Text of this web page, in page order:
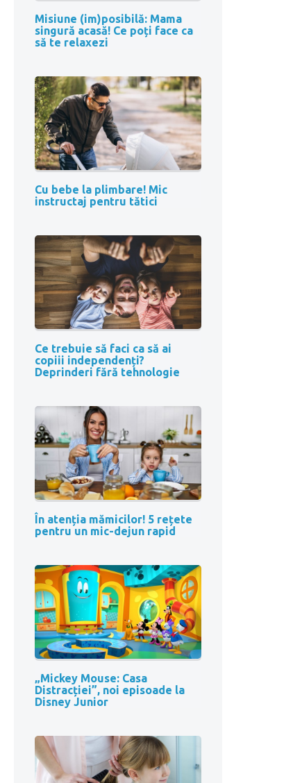
Misiune (im)posibilă: Mama
singură acasă! Ce poți face ca
să te relaxezi
Cu bebe la plimbare! Mic
instructaj pentru tătici
Ce trebuie să faci ca să ai
copiii independenți?
Deprinderi fără tehnologie
În atenția mămicilor! 5 rețete
pentru un mic-dejun rapid
„Mickey Mouse: Casa
Distracției”, noi episoade la
Disney Junior